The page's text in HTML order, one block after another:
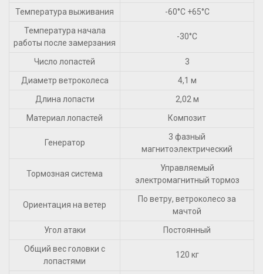
Температура выживания
-60°С +65°С
Температура начала
работы после замерзания
-30°С
Число лопастей
3
Диаметр ветроколеса
4,1 м
Длина лопасти
2,02 м
Материал лопастей
Композит
Генератор
3 фазный
магнитоэлектрический
Тормозная система
Управляемый
электромагнитный тормоз
Ориентация на ветер
По ветру, ветроколесо за
мачтой
Угол атаки
Постоянный
Общий вес головки с
лопастями
120 кг